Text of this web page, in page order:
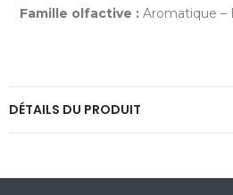
Famille olfactive : Aromatique –
DÉTAILS DU PRODUIT